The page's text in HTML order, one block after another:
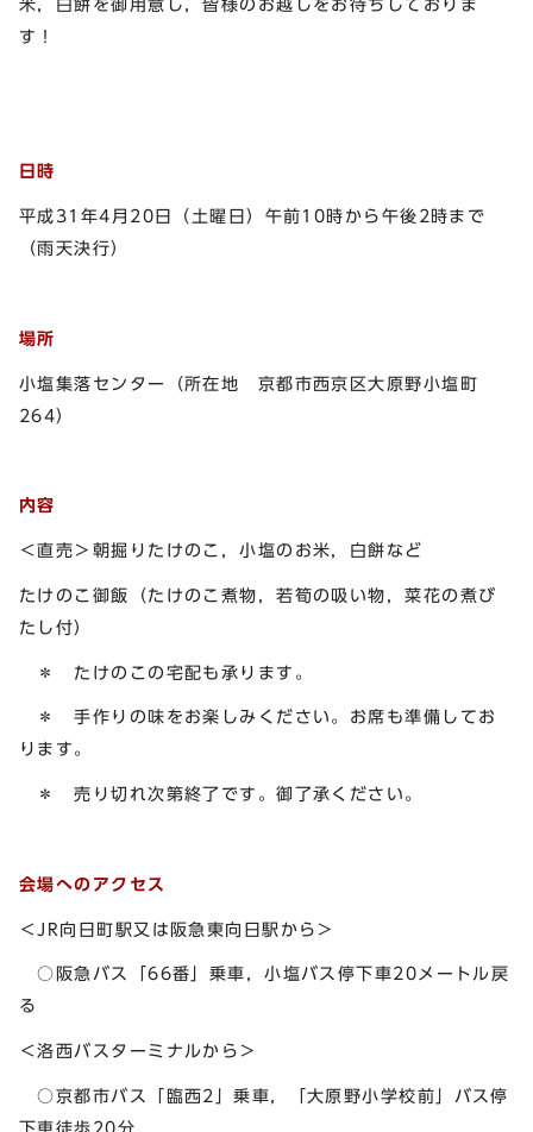
米，白餅を御用意し，皆様のお越しをお待ちしておりま
す！
日時
平成31年4月20日（土曜日）午前10時から午後2時まで
（雨天決行）
場所
小塩集落センター（所在地 京都市西京区大原野小塩町
264）
内容
＜直売＞朝掘りたけのこ，小塩のお米，白餅など
たけのこ御飯（たけのこ煮物，若筍の吸い物，菜花の煮び
たし付）
＊ たけのこの宅配も承ります。
＊ 手作りの味をお楽しみください。お席も準備してお
ります。
＊ 売り切れ次第終了です。御了承ください。
会場へのアクセス
＜JR向日町駅又は阪急東向日駅から＞
○阪急バス「66番」乗車，小塩バス停下車20メートル戻
る
＜洛西バスターミナルから＞
○京都市バス「臨西2」乗車，「大原野小学校前」バス停
下車徒歩20分